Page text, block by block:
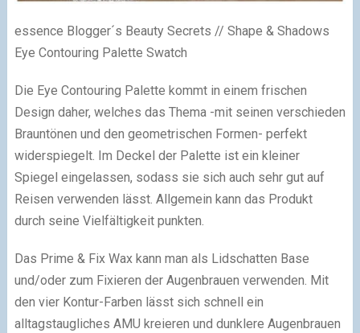
essence Blogger´s Beauty Secrets // Shape & Shadows
Eye Contouring Palette Swatch
Die Eye Contouring Palette kommt in einem frischen
Design daher, welches das Thema -mit seinen verschieden
Brauntönen und den geometrischen Formen- perfekt
widerspiegelt. Im Deckel der Palette ist ein kleiner
Spiegel eingelassen, sodass sie sich auch sehr gut auf
Reisen verwenden lässt. Allgemein kann das Produkt
durch seine Vielfältigkeit punkten.
Das Prime & Fix Wax kann man als Lidschatten Base
und/oder zum Fixieren der Augenbrauen verwenden. Mit
den vier Kontur-Farben lässt sich schnell ein
alltagstaugliches AMU kreieren und dunklere Augenbrauen